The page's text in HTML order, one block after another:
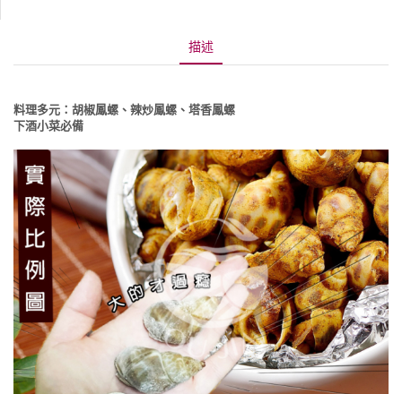
描述
料理多元：胡椒鳳螺、辣炒鳳螺、塔香鳳螺
下酒小菜必備